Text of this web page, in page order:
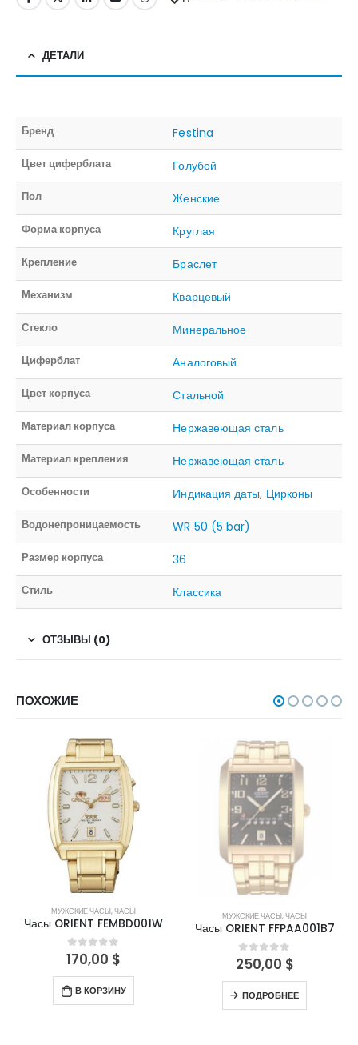
ДЕТАЛИ
Бренд Festina
Цвет циферблата Голубой
Пол Женские
Форма корпуса Круглая
Крепление Браслет
Механизм Кварцевый
Стекло Минеральное
Циферблат Аналоговый
Цвет корпуса Стальной
Материал корпуса Нержавеющая сталь
Материал крепления Нержавеющая сталь
Особенности Индикация даты, Цирконы
Водонепроницаемость WR 50 (5 bar)
Размер корпуса 36
Стиль Классика
ОТЗЫВЫ (0)
ПОХОЖИЕ
МУЖСКИЕ ЧАСЫ,ЧАСЫ
Часы ORIENT FEMBD001W
0out of 5
170,00 $
В КОРЗИНУ
НЕТ В НАЛИЧИИ
МУЖСКИЕ ЧАСЫ,ЧАСЫ
Часы ORIENT FFPAA001B7
0out of 5
250,00 $
ПОДРОБНЕЕ